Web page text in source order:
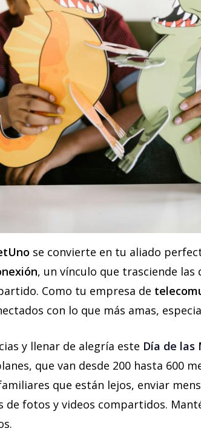
se convierte en tu aliado
, un vínculo que trasciende las
Como tu empresa de
con lo que más amas,
y llenar de alegría este Día de las
que van desde 200 hasta 600
que están lejos, enviar
de fotos y videos compartidos.